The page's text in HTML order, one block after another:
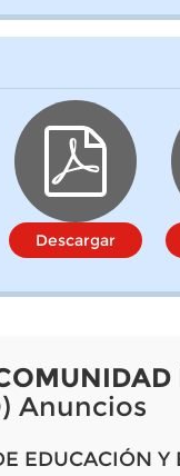
Descargar
Anuncios
EDUCACIÓN Y